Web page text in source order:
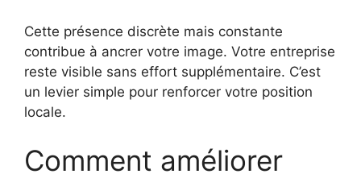
Cette présence discrète mais constante
contribue à ancrer votre image. Votre entreprise
reste visible sans effort supplémentaire. C’est
un levier simple pour renforcer votre position
locale.
Comment améliorer